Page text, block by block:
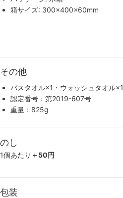
箱サイズ: 300×400×60mm
その他
バスタオル×1・ウォッシュタオル×1
認定番号：第2019-607号
重量：825g
のし
1個あたり ＋50円
包装